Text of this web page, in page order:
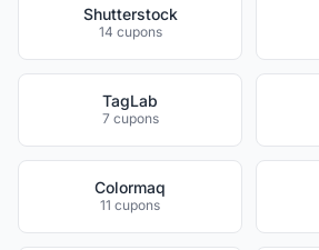
Shutterstock
14 cupons
TagLab
7 cupons
Colormaq
11 cupons